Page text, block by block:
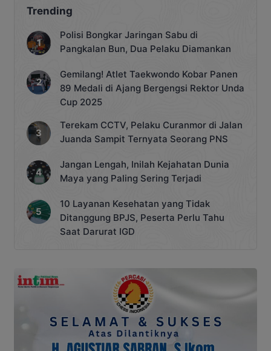
Trending
Polisi Bongkar Jaringan Sabu di
Pangkalan Bun, Dua Pelaku Diamankan
Gemilang! Atlet Taekwondo Kobar Panen
89 Medali di Ajang Bergengsi Rektor Unda
Cup 2025
Terekam CCTV, Pelaku Curanmor di Jalan
Juanda Sampit Ternyata Seorang PNS
Jangan Lengah, Inilah Kejahatan Dunia
Maya yang Paling Sering Terjadi
10 Layanan Kesehatan yang Tidak
Ditanggung BPJS, Peserta Perlu Tahu
Saat Darurat IGD